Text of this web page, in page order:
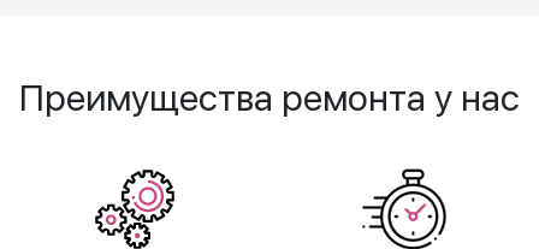
Преимущества ремонта у нас